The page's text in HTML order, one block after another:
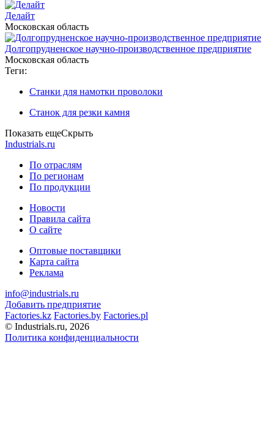
Делайт
Московская область
Долгопрудненское научно-производственное предприятие
Московская область
Теги:
Станки для намотки проволоки
Станок для резки камня
Показать ещеСкрыть
Industrials.ru
По отраслям
По регионам
По продукции
Новости
Правила сайта
О сайте
Оптовые поставщики
Карта сайта
Реклама
info@industrials.ru
Добавить предприятие
Factories.kz Factories.by Factories.pl
© Industrials.ru, 2026
Политика конфиденциальности